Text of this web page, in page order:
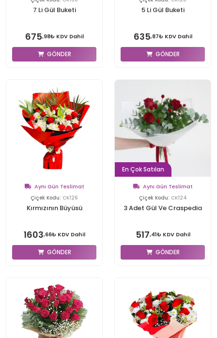
7 Li Gül Buketi
675,98₺ KDV Dahil
GÖNDER
5 Li Gül Buketi
635,87₺ KDV Dahil
GÖNDER
Aynı Gün Teslimat
Çiçek Kodu: CK126
Kırmızının Büyüsü
1603,66₺ KDV Dahil
GÖNDER
En Çok Satılan
Aynı Gün Teslimat
Çiçek Kodu: CK124
3 Adet Gül Ve Craspedia
517,41₺ KDV Dahil
GÖNDER